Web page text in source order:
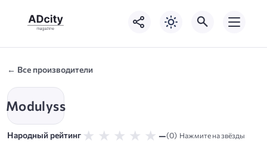
← Все производители
Modulyss
Народный рейтинг ★ ★ ★ ★ ★ —(0) Нажмите на звёзды